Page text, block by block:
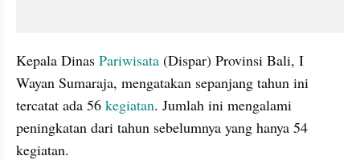
Kepala Dinas Pariwisata (Dispar) Provinsi Bali, I
Wayan Sumaraja, mengatakan sepanjang tahun ini
tercatat ada 56 kegiatan. Jumlah ini mengalami
peningkatan dari tahun sebelumnya yang hanya 54
kegiatan.